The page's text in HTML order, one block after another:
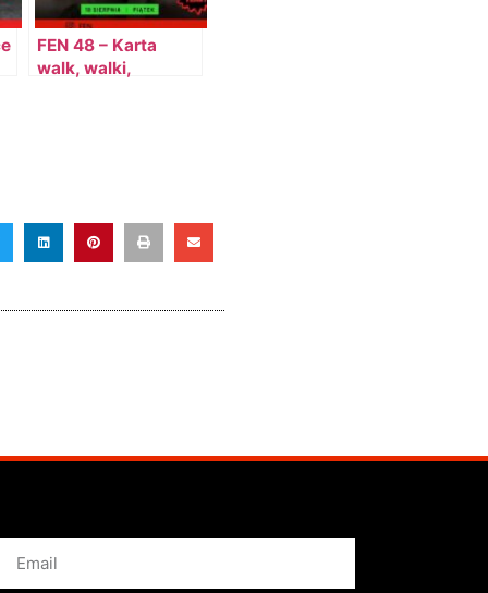
FEN 48 – Karta
walk, walki,